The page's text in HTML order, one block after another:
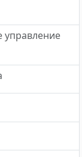
управление